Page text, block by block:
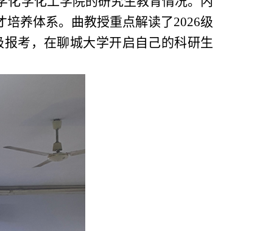
养体系。曲教授重点解读了2026级
考，在聊城大学开启自己的科研生